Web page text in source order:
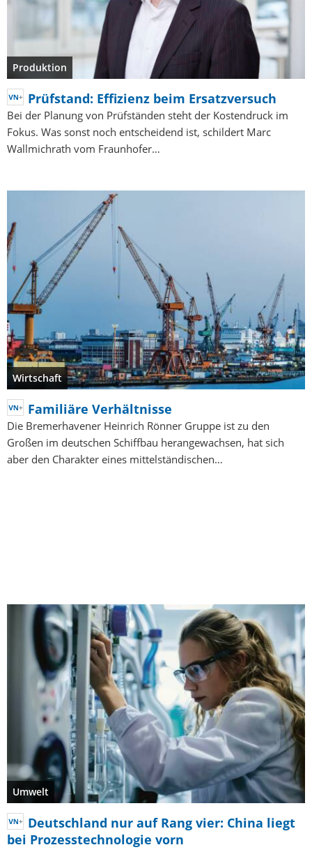
Produktion
Prüfstand: Effizienz beim Ersatzversuch
Bei der Planung von Prüfständen steht der Kostendruck im
Fokus. Was sonst noch entscheidend ist, schildert Marc
Wallmichrath vom Fraunhofer…
Wirtschaft
Familiäre Verhältnisse
Die Bremerhavener Heinrich Rönner Gruppe ist zu den
Großen im deutschen Schiffbau herangewachsen, hat sich
aber den Charakter eines mittelständischen…
Umwelt
Deutschland nur auf Rang vier: China liegt
bei Prozesstechnologie vorn